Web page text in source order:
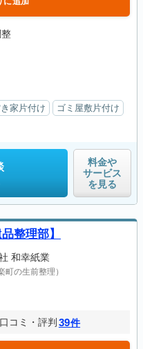
家片付け
ゴミ屋敷片付け
料金や
サービス
を見る
整理部】
和幸紙業
町の生前整理）
口コミ・評判 39件